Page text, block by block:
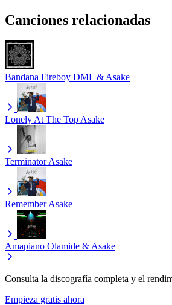
Canciones relacionadas
Bandana Fireboy DML & Asake
Lonely At The Top Asake
Terminator Asake
Remember Asake
Amapiano Olamide & Asake
Consulta la discografía completa y el
Empieza gratis ahora